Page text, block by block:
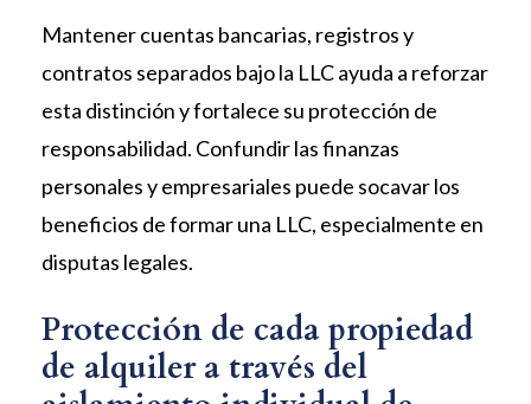
Mantener cuentas bancarias, registros y
contratos separados bajo la LLC ayuda a reforzar
esta distinción y fortalece su protección de
responsabilidad. Confundir las finanzas
personales y empresariales puede socavar los
beneficios de formar una LLC, especialmente en
disputas legales.
Protección de cada propiedad
de alquiler a través del